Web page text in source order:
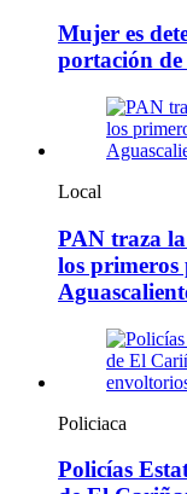
Mujer es
portación
Local
PAN traza
los primeros
Policiaca
Policías